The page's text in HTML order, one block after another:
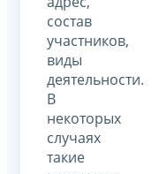
состав
участников,
виды
деятельности.
В
некоторых
случаях
такие